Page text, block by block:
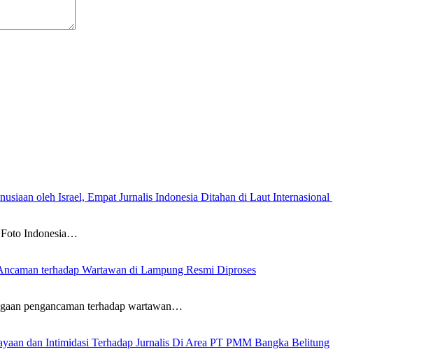
oleh Israel, Empat Jurnalis Indonesia Ditahan di Laut Internasional
Indonesia…
terhadap Wartawan di Lampung Resmi Diproses
pengancaman terhadap wartawan…
dan Intimidasi Terhadap Jurnalis Di Area PT PMM Bangka Belitung